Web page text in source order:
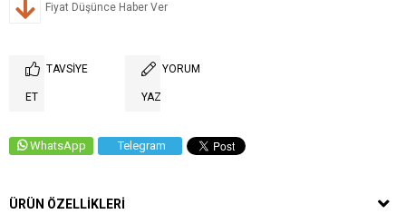
Fiyat Düşünce Haber Ver
TAVSIYE
ET
YORUM
YAZ
WhatsApp Telegram
ÜRÜN ÖZELLIKLERI